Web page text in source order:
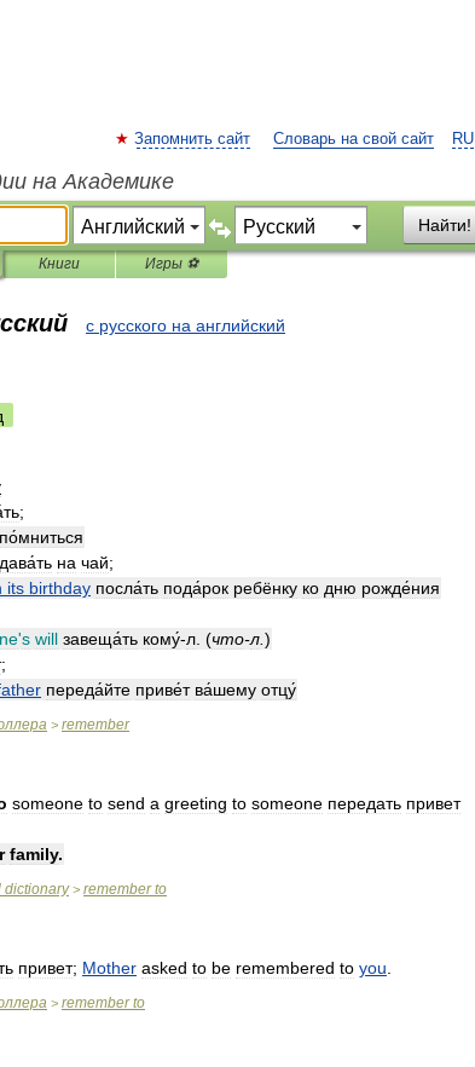
RU
Запомнить сайт Словарь на свой сайт
на Академике
Найти!
Книги Игры ⚽
с русского на английский
;
дава́ть на чай;
its birthday посла́ть пода́рок ребёнку ко дню рожде́ния
's will завеща́ть кому́-л . (что-л )
;
переда́йте приве́т ва́шему отцу́
> remember
someone to send a greeting to someone передать привет
family.
dictionary> remember to
привет; Mother asked to be remembered to you
> remember to